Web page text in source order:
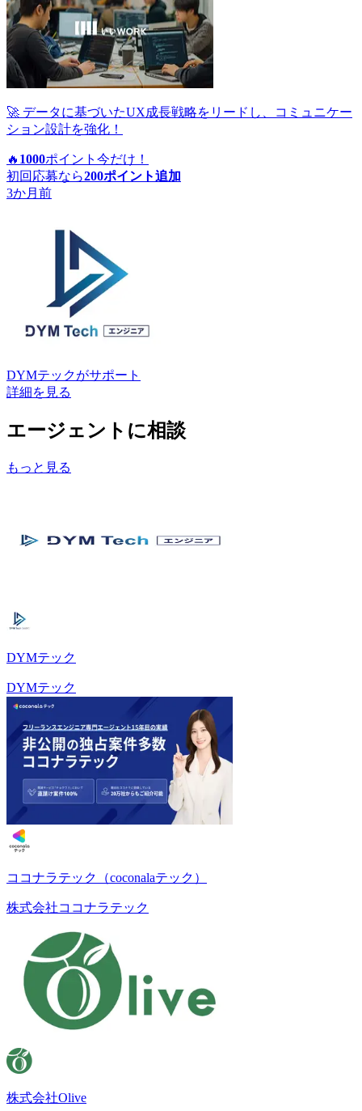
🚀 データに基づいたUX成長戦略をリードし、コミュニケー
ション設計を強化！
🔥 1000ポイント 今だけ！
初回応募なら200ポイント追加
3か月前
DYMテックがサポート
詳細を見る
エージェントに相談
もっと見る
DYMテック
DYMテック
ココナラテック（coconalaテック）
株式会社ココナラテック
株式会社Olive